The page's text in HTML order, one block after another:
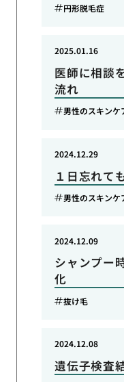
円形脱毛症
医師に相談
流れ
2025.01.16
男性のスキンケ
１日忘れて
2024.12.29
男性のスキンケ
シャンプー
化
2024.12.09
抜け毛
遺伝子検査
2024.12.08